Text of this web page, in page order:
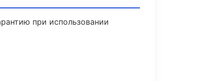
при использовании